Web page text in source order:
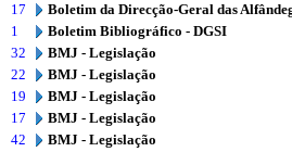
17
Boletim da Direcção-Geral das
1
Boletim Bibliográfico - DGSI
32
BMJ - Legislação
22
BMJ - Legislação
19
BMJ - Legislação
17
BMJ - Legislação
42
BMJ - Legislação